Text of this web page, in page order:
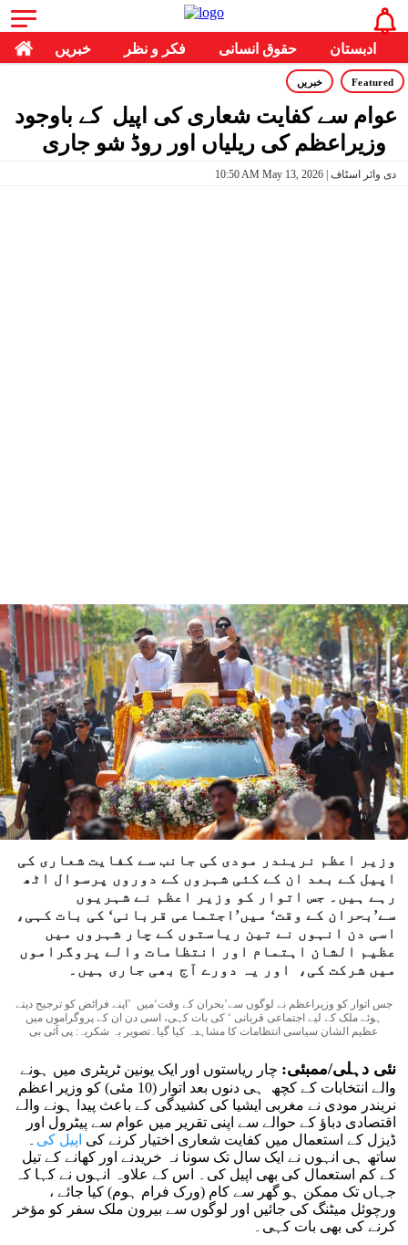
خبریں فکر و نظر حقوق انسانی ادبستان
Featured خبریں
عوام سے کفایت شعاری کی اپیل کے باوجود
10:50 AM May 13, 2026 | دی وائر اسٹاف
وزیر اعظم نریندر مودی کی جانب سے کفایت شعاری کی
اپیل کے بعد ان کے کئی شہروں کے دوروں پرسوال اٹھ
رہے ہیں۔ جس اتوار کو وزیر اعظم نے شہریوں
سے’بحران کے وقت‘ میں’اجتماعی قربانی‘ کی بات کہی،
اسی دن انہوں نے تین ریاستوں کے چار شہروں میں
عظیم الشان اہتمام اور انتظامات والے پروگراموں
میں شرکت کی، اور یہ دورے آج بھی جاری ہیں۔
جس اتوار کو وزیراعظم نے لوگوں سے’بحران کے وقت‘میں ’اپنے فرائض کو ترجیح دیتے
ہوئے ملک کے لیے اجتماعی قربانی ‘ کی بات کہی، اسی دن ان کے پروگراموں میں
عظیم الشان سیاسی انتظامات کا مشاہدہ کیا گیا۔تصویر بہ شکریہ: پی آئی بی
نئی دہلی/ممبئی: چار ریاستوں اور ایک یونین ٹریٹری میں ہونے
والے انتخابات کے کچھ ہی دنوں بعد اتوار (10 مئی) کو وزیر اعظم
نریندر مودی نے مغربی ایشیا کی کشیدگی کے باعث پیدا ہونے والے
اقتصادی دباؤ کے حوالے سے اپنی تقریر میں عوام سے پیٹرول اور
ڈیزل کے استعمال میں کفایت شعاری اختیار کرنے کی اپیل کی
ساتھ ہی انہوں نے ایک سال تک سونا نہ خریدنے اور کھانے کے تیل
کے کم استعمال کی بھی اپیل کی۔ اس کے علاوہ انہوں نے کہا کہ
جہاں تک ممکن ہو گھر سے کام (ورک فرام ہوم) کیا جائے ،
ورچوئل میٹنگ کی جائیں اور لوگوں سے بیرون ملک سفر کو مؤخر
کرنے کی بھی بات کہی۔